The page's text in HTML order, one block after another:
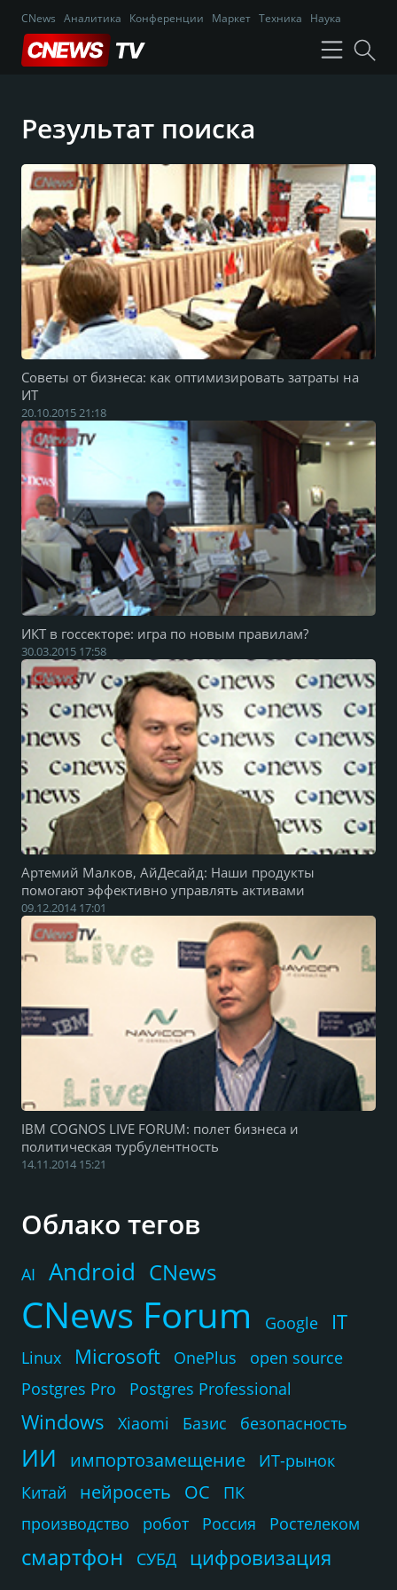
CNews Аналитика Конференции Маркет Техника Наука
Результат поиска
Советы от бизнеса: как оптимизировать затраты на
ИТ
20.10.2015 21:18
ИКТ в госсекторе: игра по новым правилам?
30.03.2015 17:58
Артемий Малков, АйДесайд: Наши продукты
помогают эффективно управлять активами
09.12.2014 17:01
IBM COGNOS LIVE FORUM: полет бизнеса и
политическая турбулентность
14.11.2014 15:21
Облако тегов
AI Android CNews
CNews Forum Google IT
Linux Microsoft OnePlus
open source
Postgres Pro
Postgres Professional
Windows Xiaomi Базис безопасность
ИИ импортозамещение
ИТ-рынок
Китай
нейросеть ОС
ПК
производство
робот Россия Ростелеком
смартфон СУБД цифровизация